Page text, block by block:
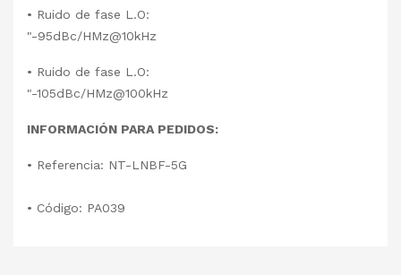
• Ruido de fase L.O:
"-95dBc/HMz@10kHz
• Ruido de fase L.O:
"-105dBc/HMz@100kHz
INFORMACIÓN PARA PEDIDOS:
• Referencia: NT-LNBF-5G
• Código: PA039